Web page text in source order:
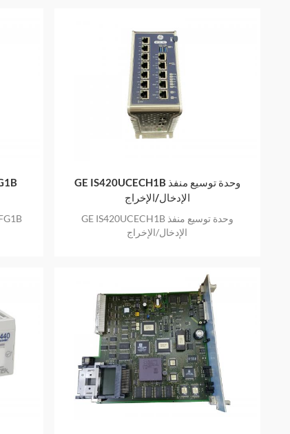
GE IS420UCECH1B وحدة توسيع منفذ
الإدخال/الإخراج
GE IS420UCECH1B وحدة توسيع منفذ
الإدخال/الإخراج